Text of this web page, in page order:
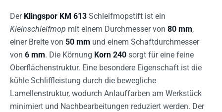
Der Klingspor KM 613 Schleifmopstift ist ein
Kleinschleifmop mit einem Durchmesser von 80 mm,
einer Breite von 50 mm und einem Schaftdurchmesser
von 6 mm. Die Körnung Korn 240 sorgt für eine feine
Oberflächenstruktur. Eine besondere Eigenschaft ist die
kühle Schliffleistung durch die bewegliche
Lamellenstruktur, wodurch Anlauffarben am Werkstück
minimiert und Nachbearbeitungen reduziert werden. Der